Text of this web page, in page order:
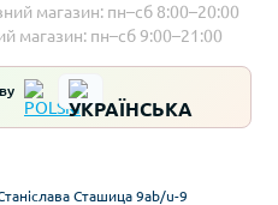
магазин: пн–сб 8:00–20:00
магазин: пн–сб 9:00–21:00
Сташица 9ab/u-9